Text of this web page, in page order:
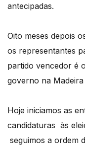
antecipadas.
Oito meses depois
os representantes
partido vencedor é
governo na Madeira
Hoje iniciamos as
candidaturas às
seguimos a ordem